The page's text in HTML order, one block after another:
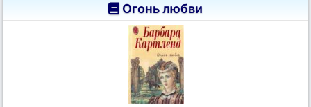
Огонь любви